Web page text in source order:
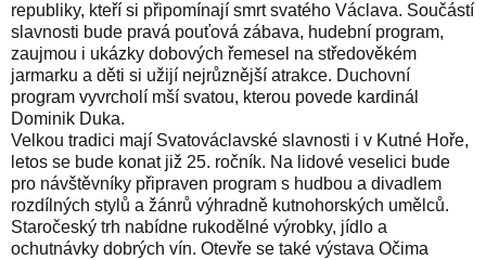
republiky, kteří si připomínají smrt svatého Václava. Součástí
slavnosti bude pravá pouťová zábava, hudební program,
zaujmou i ukázky dobových řemesel na středověkém
jarmarku a děti si užijí nejrůznější atrakce. Duchovní
program vyvrcholí mší svatou, kterou povede kardinál
Dominik Duka.
Velkou tradici mají Svatováclavské slavnosti i v Kutné Hoře,
letos se bude konat již 25. ročník. Na lidové veselici bude
pro návštěvníky připraven program s hudbou a divadlem
rozdílných stylů a žánrů výhradně kutnohorských umělců.
Staročeský trh nabídne rukodělné výrobky, jídlo a
ochutnávky dobrých vín. Otevře se také výstava Očima